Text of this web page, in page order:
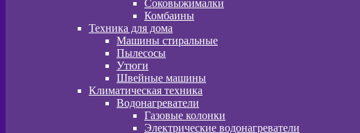
Соковыжималки
Комбаины
Техника для дома
Машины стиральные
Пылесосы
Утюги
Швейные машины
Климатическая техника
Водонагреватели
Газовые колонки
Электрические водонагреватели